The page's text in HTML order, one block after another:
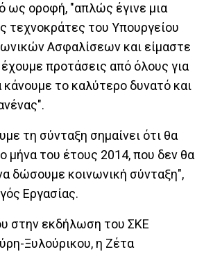
ως οροφή, "απλώς έγινε μια
τεχνοκράτες του Υπουργείου
Ασφαλίσεων και είμαστε
προτάσεις από όλους για
το καλύτερο δυνατό και
τη σύνταξη σημαίνει ότι θα
μήνα του έτους 2014, που δεν θα
δώσουμε κοινωνική σύνταξη",
Εργασίας.
στην εκδήλωση του ΣΚΕ
Ξυλούρικου, η Ζέτα